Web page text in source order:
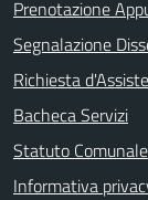
Prenotazione
Segnalazione
Richiesta
Bacheca Servizi
Statuto Comunale
Informativa